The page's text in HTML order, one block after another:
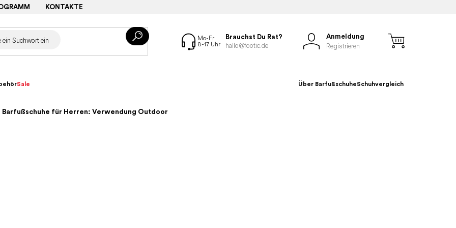
KONTAKTE
Brauchst Du Rat?
hallo@footic.de
Anmeldung
Registrieren
Sale Über BarfußschuheSchuhvergleich
für Herren: Verwendung Outdoor